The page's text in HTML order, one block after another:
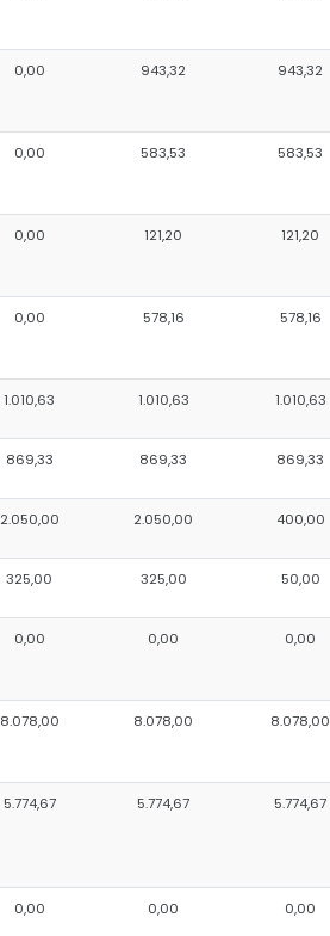
0,00 943,32 943,32
0,00 583,53 583,53
0,00 121,20 121,20
0,00 578,16 578,16
1.010,63 1.010,63 1.010,63
869,33 869,33 869,33
2.050,00 2.050,00 400,00
325,00 325,00 50,00
0,00 0,00 0,00
8.078,00 8.078,00 8.078,00
5.774,67 5.774,67 5.774,67
0,00 0,00 0,00